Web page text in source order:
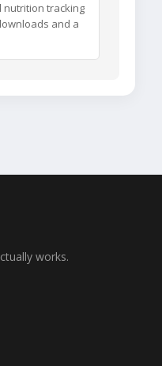
nutrition tracking
and a
works.